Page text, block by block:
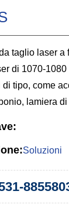
taglio laser a
di 1070-
di tipo, come
lamiera
Soluzioni